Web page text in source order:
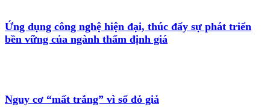
Ứng dụng công nghệ hiện đại, thúc đẩy sự phát triển
bền vững của ngành thẩm định giá
Nguy cơ “mất trắng” vì sổ đỏ giả